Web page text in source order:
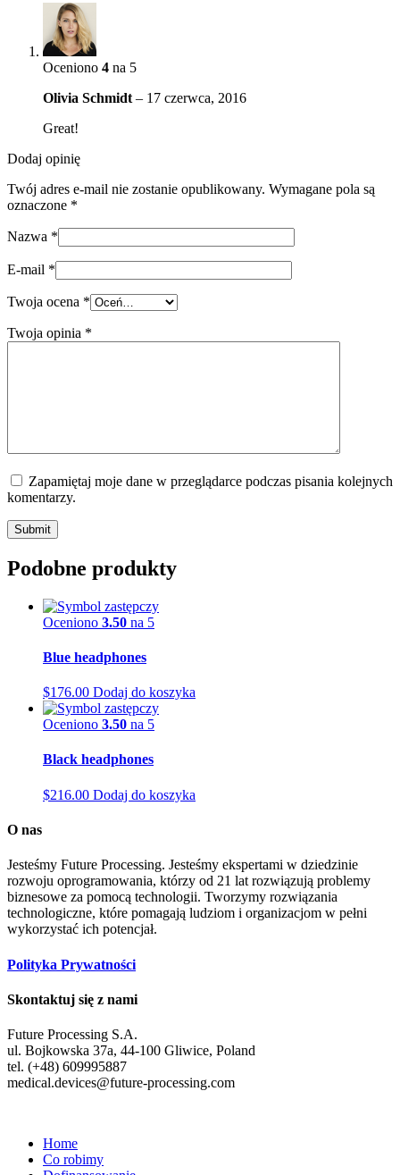
Oceniono 4 na 5
Olivia Schmidt – 17 czerwca, 2016
Great!
Dodaj opinię
Twój adres e-mail nie zostanie opublikowany. Wymagane pola są
oznaczone *
Nazwa *
E-mail *
Twoja ocena *
Twoja opinia *
Zapamiętaj moje dane w przeglądarce podczas pisania kolejnych
komentarzy.
Podobne produkty
Oceniono 3.50 na 5
Blue headphones
$176.00 Dodaj do koszyka
Oceniono 3.50 na 5
Black headphones
$216.00 Dodaj do koszyka
O nas
Jesteśmy Future Processing. Jesteśmy ekspertami w dziedzinie
rozwoju oprogramowania, którzy od 21 lat rozwiązują problemy
biznesowe za pomocą technologii. Tworzymy rozwiązania
technologiczne, które pomagają ludziom i organizacjom w pełni
wykorzystać ich potencjał.
Polityka Prywatności
Skontaktuj się z nami
Future Processing S.A.
ul. Bojkowska 37a, 44-100 Gliwice, Poland
tel. (+48) 609995887
medical.devices@future-processing.com
Home
Co robimy